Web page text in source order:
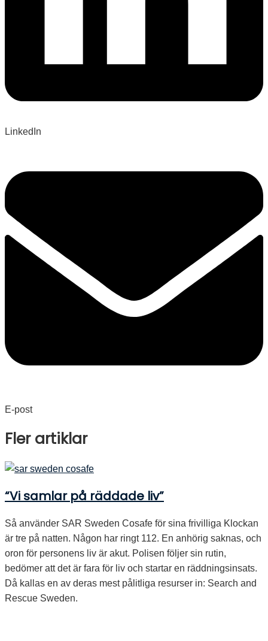
LinkedIn
E-post
Fler artiklar
“Vi samlar på räddade liv”
Så använder SAR Sweden Cosafe för sina frivilliga Klockan
är tre på natten. Någon har ringt 112. En anhörig saknas, och
oron för personens liv är akut. Polisen följer sin rutin,
bedömer att det är fara för liv och startar en räddningsinsats.
Då kallas en av deras mest pålitliga resurser in: Search and
Rescue Sweden.